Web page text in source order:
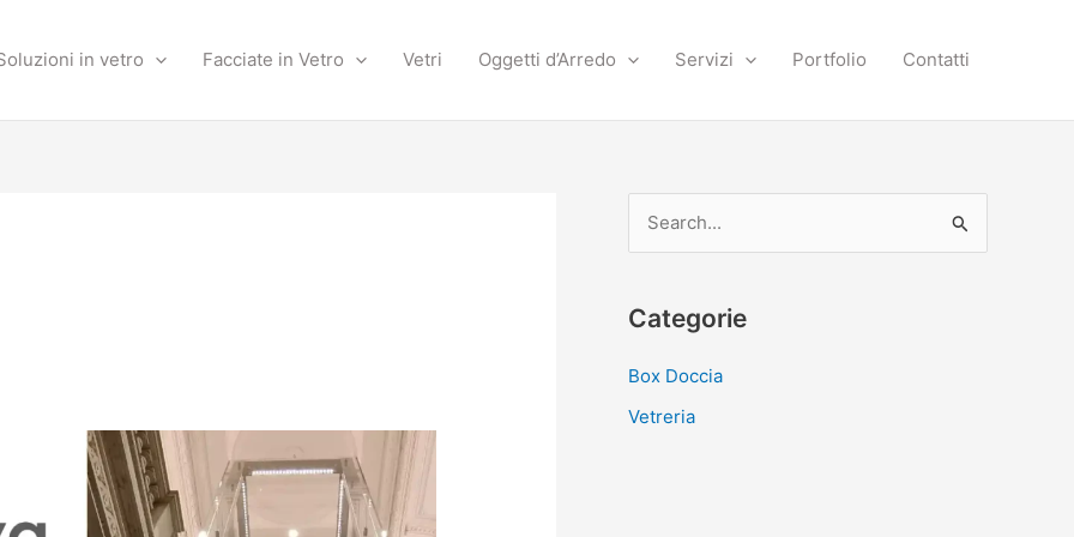
in vetro Facciate in Vetro Vetri Oggetti d’Arredo Servizi Portfolio Contatti
c
a
:
Categorie
Box Doccia
Vetreria